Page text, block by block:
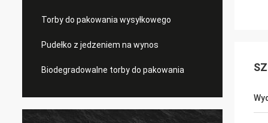
Torby do pakowania wysyłkowego
Pudełko z jedzeniem na wynos
Biodegradowalne torby do pakowania